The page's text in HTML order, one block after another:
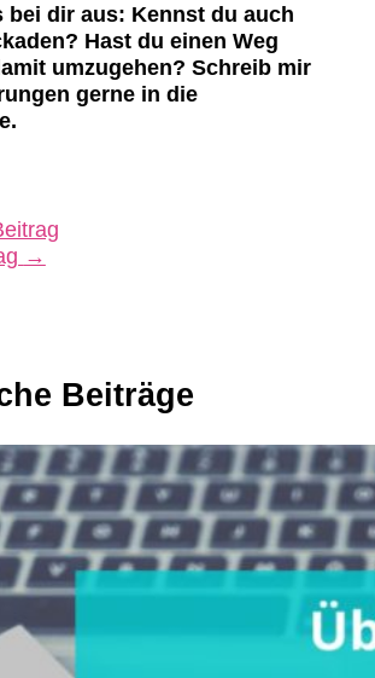
bei dir aus: Kennst du auch
Hast du einen Weg
umzugehen? Schreib mir
gerne in die
→
Beiträge